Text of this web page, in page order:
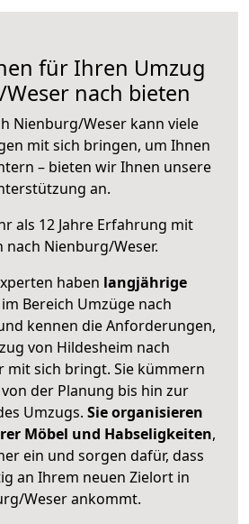
für Ihren Umzug
nach bieten
Nienburg/Weser kann viele
mit sich bringen, um Ihnen
– bieten wir Ihnen unsere
an.
als 12 Jahre Erfahrung mit
nach Nienburg/Weser.
haben langjährige
im Bereich Umzüge nach
kennen die Anforderungen,
von Hildesheim nach
mit sich bringt. Sie kümmern
der Planung bis hin zur
Umzugs. Sie organisieren
Möbel und Habseligkeiten,
ein und sorgen dafür, dass
an Ihrem neuen Zielort in
Weser ankommt.